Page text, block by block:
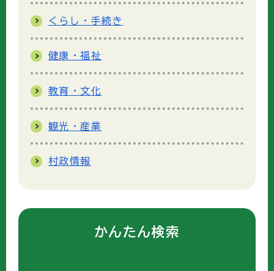
くらし・手続き
健康・福祉
教育・文化
観光・産業
村政情報
かんたん検索